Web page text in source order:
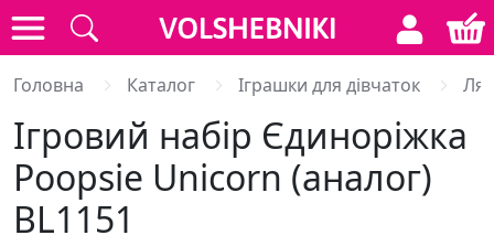
Головна Каталог Іграшки для дівчаток
Ігровий набір Єдиноріжка
Poopsie Unicorn (аналог)
BL1151